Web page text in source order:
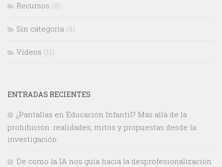
Recursos (8)
Sin categoría (4)
Vídeos (11)
ENTRADAS RECIENTES
¿Pantallas en Educación Infantil? Más allá de la
prohibición: realidades, mitos y propuestas desde la
investigación
De como la IA nos guía hacia la desprofesionalización